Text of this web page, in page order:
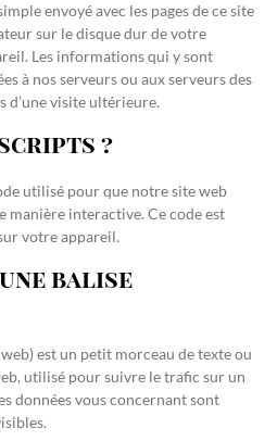
envoyé avec les pages de ce site
sur le disque dur de votre
Les informations qui y sont
à nos serveurs ou aux serveurs des
d’une visite ultérieure.
?
utilisé pour que notre site web
interactive. Ce code est
votre appareil.
balise
est un petit morceau de texte ou
utilisé pour suivre le trafic sur un
données vous concernant sont